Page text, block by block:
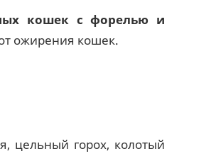
кошек с форелью и
ожирения кошек.
цельный горох, колотый